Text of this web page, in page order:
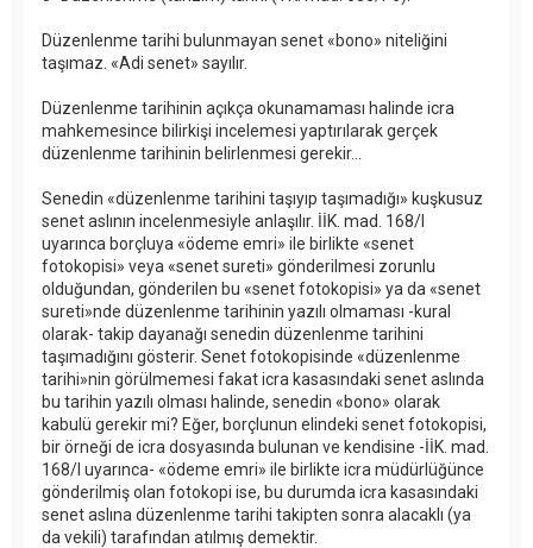
Düzenlenme tarihi bulunmayan senet «bono» niteliğini
taşımaz. «Adi senet» sayılır.
Düzenlenme tarihinin açıkça okunamaması halinde icra
mahkemesince bilirkişi incelemesi yaptırılarak gerçek
düzenlenme tarihinin belirlenmesi gerekir...
Senedin «düzenlenme tarihini taşıyıp taşımadığı» kuşkusuz
senet aslının incelenmesiyle anlaşılır. İİK. mad. 168/I
uyarınca borçluya «ödeme emri» ile birlikte «senet
fotokopisi» veya «senet sureti» gönderilmesi zorunlu
olduğundan, gönderilen bu «senet fotokopisi» ya da «senet
sureti»nde düzenlenme tarihinin yazılı olmaması -kural
olarak- takip dayanağı senedin düzenlenme tarihini
taşımadığını gösterir. Senet fotokopisinde «düzenlenme
tarihi»nin görülmemesi fakat icra kasasındaki senet aslında
bu tarihin yazılı olması halinde, senedin «bono» olarak
kabulü gerekir mi? Eğer, borçlunun elindeki senet fotokopisi,
bir örneği de icra dosyasında bulunan ve kendisine -İİK. mad.
168/I uyarınca- «ödeme emri» ile birlikte icra müdürlüğünce
gönderilmiş olan fotokopi ise, bu durumda icra kasasındaki
senet aslına düzenlenme tarihi takipten sonra alacaklı (ya
da vekili) tarafından atılmış demektir.